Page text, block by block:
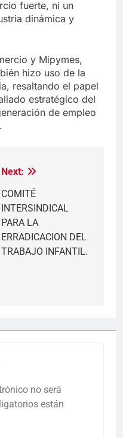
fuerte, ni un
dinámica y
y Mipymes,
hizo uso de la
resaltando el papel
estratégico del
de empleo
Next:
COMITÉ
INTERSINDICAL
PARA LA
ERRADICACION DEL
TRABAJO INFANTIL.
no será
están